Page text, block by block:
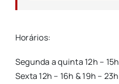
Horários:
Segunda a quinta 12h – 15h
Sexta 12h – 16h & 19h – 23h